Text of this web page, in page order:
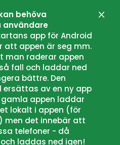
behöva
användare
app för Android
att appen är seg mm.
man raderar appen
fall och laddar ned
bättre. Den
ersättas av en ny app
appen laddar
lokalt i appen (för
men det innebär att
telefoner - då
laddas ned igen!